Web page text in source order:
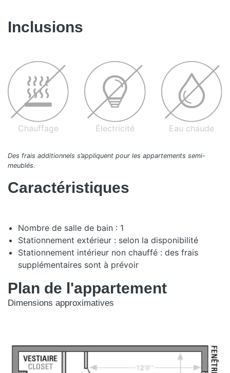
Inclusions
Chauffage Électricité Eau chaude
Des frais additionnels s’appliquent pour les appartements semi-
meublés.
Caractéristiques
Nombre de salle de bain : 1
Stationnement extérieur : selon la disponibilité
Stationnement intérieur non chauffé : des frais
supplémentaires sont à prévoir
Plan de l'appartement
Dimensions approximatives